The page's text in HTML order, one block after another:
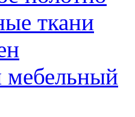
ткани